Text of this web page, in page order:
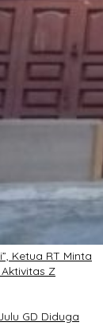
Ketua RT Minta
Z
GD Diduga